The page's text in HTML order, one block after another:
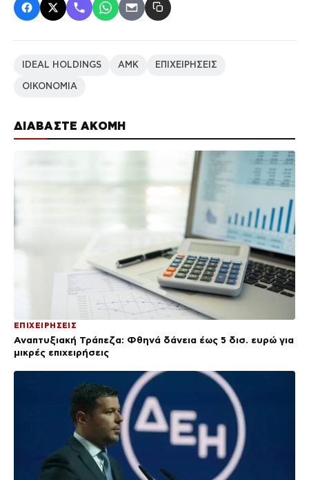
ΔΙΑΒΑΣΤΕ ΑΚΟΜΗ
ΕΠΙΧΕΙΡΗΣΕΙΣ
Αναπτυξιακή Τράπεζα: Φθηνά δάνεια έως 5 δισ. ευρώ για
μικρές επιχειρήσεις
IDEAL HOLDINGS ΑΜΚ ΕΠΙΧΕΙΡΗΣΕΙΣ
ΟΙΚΟΝΟΜΙΑ